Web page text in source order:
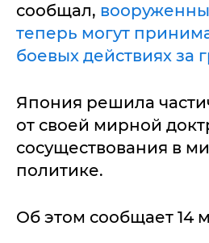
сообщал,
теперь могут
боевых действиях за
Япония решила
от своей мирной
сосуществования в
политике.
Об этом сообщает 14